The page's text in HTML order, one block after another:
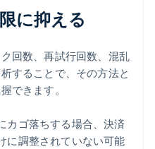
に抑える
回数、再試行回数、混乱
することで、その方法と
できます。
カゴ落ちする場合、決済
に調整されていない可能